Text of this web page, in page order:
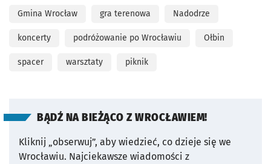
Gmina Wrocław gra terenowa Nadodrze
koncerty podróżowanie po Wrocławiu Ołbin
spacer warsztaty piknik
BĄDŹ NA BIEŻĄCO Z WROCŁAWIEM!
Kliknij „obserwuj”, aby wiedzieć, co dzieje się we
Wrocławiu. Najciekawsze wiadomości z